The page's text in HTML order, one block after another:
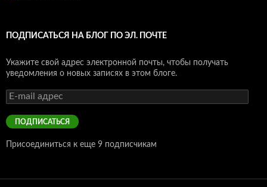
ПОДПИСАТЬСЯ НА БЛОГ ПО ЭЛ. ПОЧТЕ
Укажите свой адрес электронной почты, чтобы получать
уведомления о новых записях в этом блоге.
E-
mail
адрес
ПОДПИСАТЬСЯ
Присоединиться к еще 9 подписчикам